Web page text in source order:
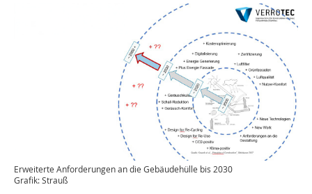
Erweiterte Anforderungen an die Gebäudehülle bis 2030
Grafik: Strauß